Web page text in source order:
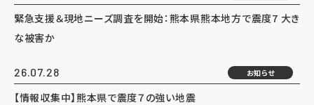
緊急支援＆現地ニーズ調査を開始：熊本県熊本地方で震度7 大き
な被害か
26.07.28 お知らせ
【情報収集中】熊本県で震度７の強い地震